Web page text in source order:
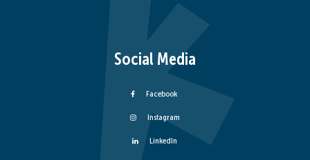
Social Media
Facebook
Instagram
LinkedIn